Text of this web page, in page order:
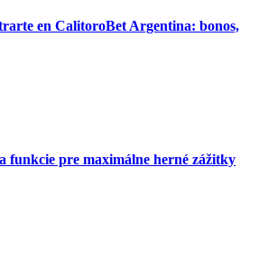
en CalitoroBet Argentina: bonos,
funkcie pre maximálne herné zážitky